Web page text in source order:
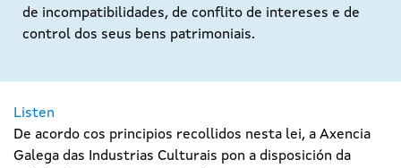
de incompatibilidades, de conflito de intereses e de
control dos seus bens patrimoniais.
Listen
De acordo cos principios recollidos nesta lei, a Axencia
Galega das Industrias Culturais pon a disposición da